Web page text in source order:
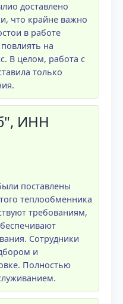
доставлено
что крайне важно
в работе
на
В целом, работа с
только
ИНН
поставлены
теплообменника
требованиям,
Сотрудники
и
Полностью